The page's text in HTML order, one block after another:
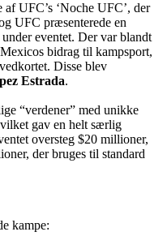
UFC’s ‘Noche UFC’, der
UFC præsenterede en
eventet. Der var blandt
bidrag til kampsport,
Disse blev
Estrada.
“verdener” med unikke
gav en helt særlig
oversteg $20 millioner,
der bruges til standard
kampe: